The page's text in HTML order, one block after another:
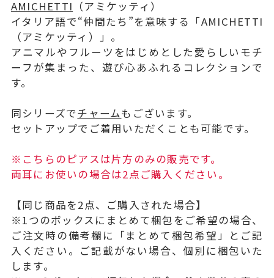
AMICHETTI （アミケッティ）
イタリア語で“仲間たち”を意味する「AMICHETTI
（アミケッティ）」。
アニマルやフルーツをはじめとした愛らしいモチ
ーフが集まった、遊び心あふれるコレクションで
す。
同シリーズでチャームもございます。
セットアップでご着用いただくことも可能です。
※こちらのピアスは片方のみの販売です。
両耳にお使いの場合は2点ご購入ください。
【同じ商品を2点、ご購入された場合】
※1つのボックスにまとめて梱包をご希望の場合、
ご注文時の備考欄に「まとめて梱包希望」とご記
入ください。ご記載がない場合、個別に梱包いた
します。